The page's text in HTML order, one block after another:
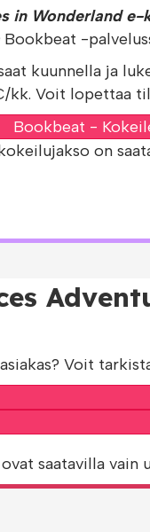
in Wonderland e-
Bookbeat -
kuunnella ja
kk. Voit lopettaa
Bookbeat -
on
Voit
saatavilla vain